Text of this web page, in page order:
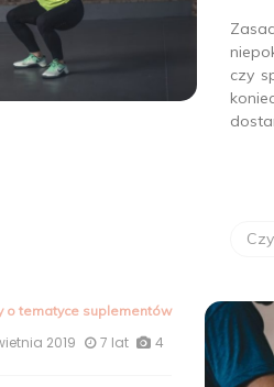
czy
o tematyce suplementów
2019 7 lat 4